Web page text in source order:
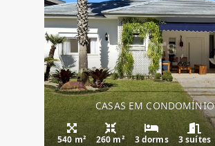
CASAS EM CONDOMÍNIO
540 m² 260 m² 3 dorms 3 suítes